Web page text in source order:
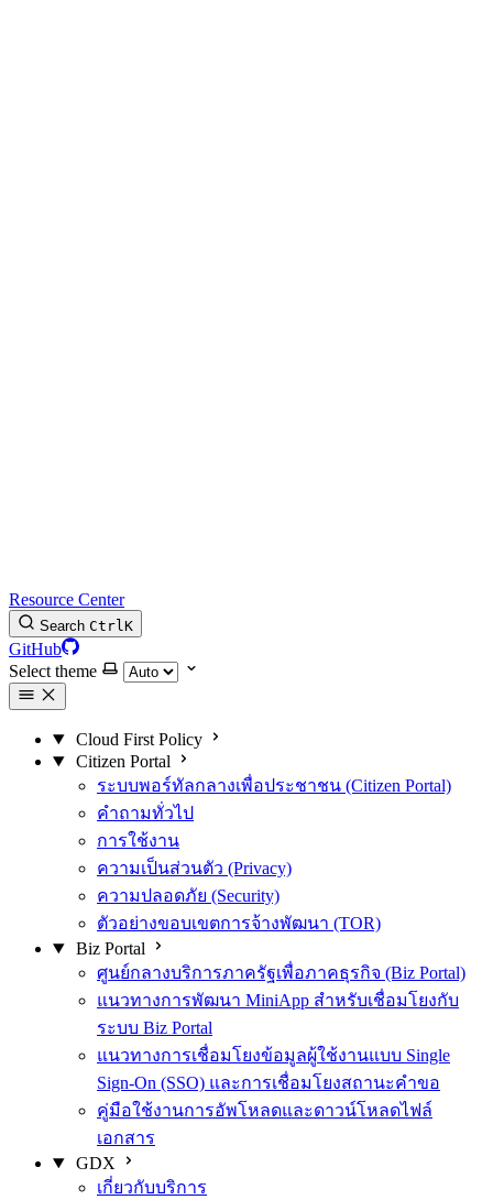
Resource Center
Search CtrlK
GitHub
Select theme
Cloud First Policy
Citizen Portal
ระบบพอร์ทัลกลางเพื่อประชาชน (Citizen Portal)
คำถามทั่วไป
การใช้งาน
ความเป็นส่วนตัว (Privacy)
ความปลอดภัย (Security)
ตัวอย่างขอบเขตการจ้างพัฒนา (TOR)
Biz Portal
ศูนย์กลางบริการภาครัฐเพื่อภาคธุรกิจ (Biz Portal)
แนวทางการพัฒนา MiniApp สำหรับเชื่อมโยงกับ
ระบบ Biz Portal
แนวทางการเชื่อมโยงข้อมูลผู้ใช้งานแบบ Single
Sign-On (SSO) และการเชื่อมโยงสถานะคำขอ
คู่มือใช้งานการอัพโหลดและดาวน์โหลดไฟล์
เอกสาร
GDX
เกี่ยวกับบริการ